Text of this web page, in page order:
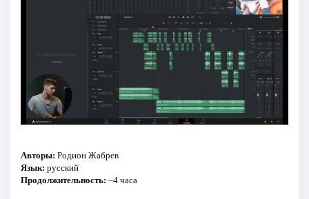
Авторы: Родион Жабрев
Язык: русский
Продолжительность: ~4 часа